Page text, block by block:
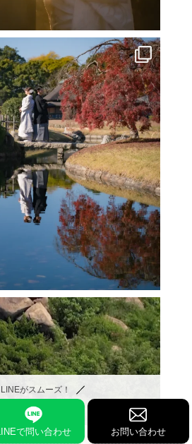
LINEがスムーズ！
LINEで問い合わせ お問い合わせ